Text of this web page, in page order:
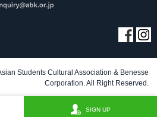
Students Cultural Association & Benesse
Corporation. All Right Reserved.
SIGN UP